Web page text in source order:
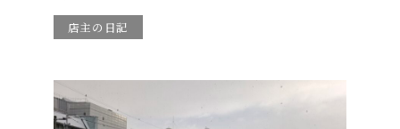
店主の日記